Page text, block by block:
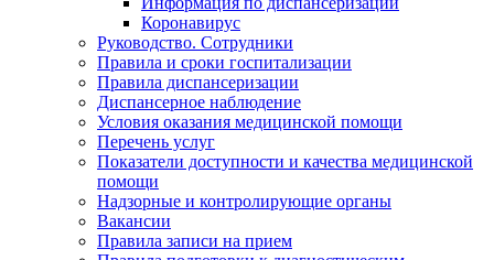
Коронавирус
Руководство. Сотрудники
Правила и сроки госпитализации
Правила диспансеризации
Диспансерное наблюдение
Условия оказания медицинской помощи
Перечень услуг
Показатели доступности и качества медицинской
помощи
Надзорные и контролирующие органы
Вакансии
Правила записи на прием